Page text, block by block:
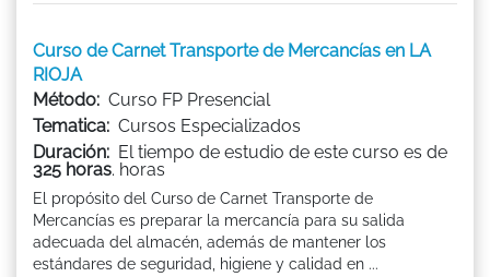
Curso de Carnet Transporte de Mercancías en LA
RIOJA
Método: Curso FP Presencial
Tematica: Cursos Especializados
Duración: El tiempo de estudio de este curso es de
325 horas. horas
El propósito del Curso de Carnet Transporte de
Mercancías es preparar la mercancía para su salida
adecuada del almacén, además de mantener los
estándares de seguridad, higiene y calidad en ...